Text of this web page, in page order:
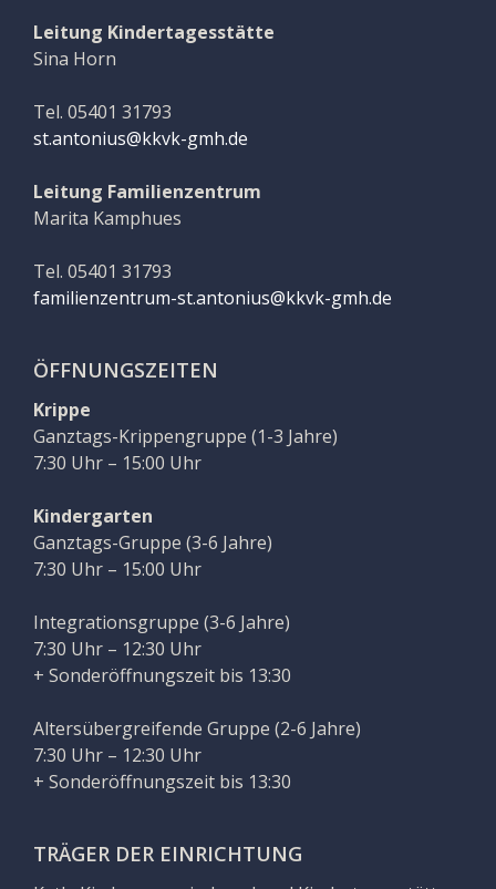
Leitung Kindertagesstätte
Sina Horn
Tel. 05401 31793
st.antonius@kkvk-gmh.de
Leitung Familienzentrum
Marita Kamphues
Tel. 05401 31793
familienzentrum-st.antonius@kkvk-gmh.de
ÖFFNUNGSZEITEN
Krippe
Ganztags-Krippengruppe (1-3 Jahre)
7:30 Uhr – 15:00 Uhr
Kindergarten
Ganztags-Gruppe (3-6 Jahre)
7:30 Uhr – 15:00 Uhr
Integrationsgruppe (3-6 Jahre)
7:30 Uhr – 12:30 Uhr
+ Sonderöffnungszeit bis 13:30
Altersübergreifende Gruppe (2-6 Jahre)
7:30 Uhr – 12:30 Uhr
+ Sonderöffnungszeit bis 13:30
TRÄGER DER EINRICHTUNG